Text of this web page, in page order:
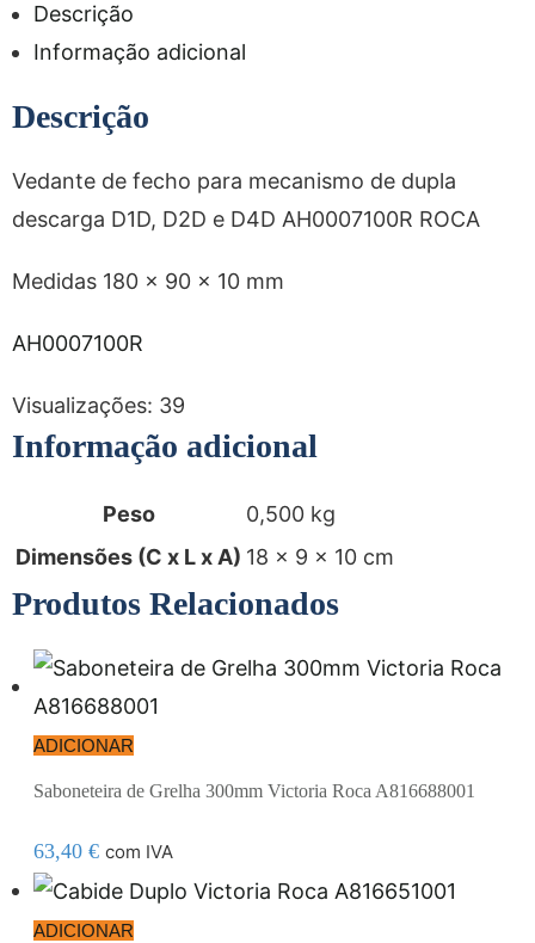
Descrição
Informação adicional
Descrição
Vedante de fecho para mecanismo de dupla
descarga D1D, D2D e D4D AH0007100R ROCA
Medidas 180 x 90 x 10 mm
AH0007100R
Visualizações: 39
Informação adicional
Peso
0,500 kg
Dimensões (C x L x A) 18 × 9 × 10 cm
Produtos Relacionados
ADICIONAR
Saboneteira de Grelha 300mm Victoria Roca A816688001
63,40 € com IVA
ADICIONAR